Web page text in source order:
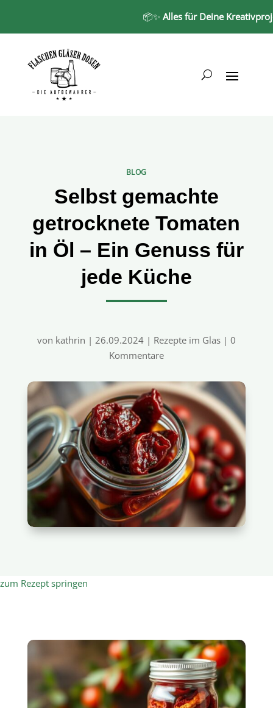
Alles für Deine Kreativprojekte
BLOG
Selbst gemachte
getrocknete Tomaten
in Öl – Ein Genuss für
jede Küche
von kathrin | 26.09.2024| Rezepte im Glas| 0
Kommentare
zum Rezept springen